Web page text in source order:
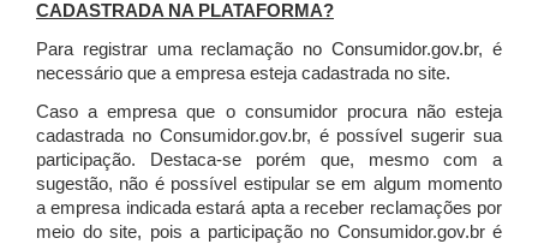
CADASTRADA NA PLATAFORMA?
Para registrar uma reclamação no Consumidor.gov.br, é
necessário que a empresa esteja cadastrada no site.
Caso a empresa que o consumidor procura não esteja
cadastrada no Consumidor.gov.br, é possível sugerir sua
participação. Destaca-se porém que, mesmo com a
sugestão, não é possível estipular se em algum momento
a empresa indicada estará apta a receber reclamações por
meio do site, pois a participação no Consumidor.gov.br é